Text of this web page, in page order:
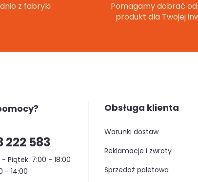
z fabryki
Pomagamy dobrać
produkt dla Twojej
222 583
- Piątek: 7:00 - 18:00
- 14:00
Obsługa klienta
warunki dostaw
reklamacje i zwroty
sprzedaż paletowa